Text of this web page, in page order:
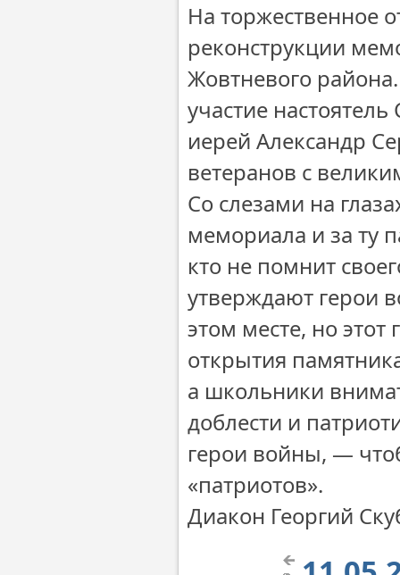
На торжественное
реконструкции
Жовтневого
участие
иерей Александр
ветеранов с
Со слезами на
мемориала и за ту
кто не помнит
утверждают герои
этом месте, но
открытия
а школьники
доблести и
герои войны, —
«патриотов».
Диакон Георгий